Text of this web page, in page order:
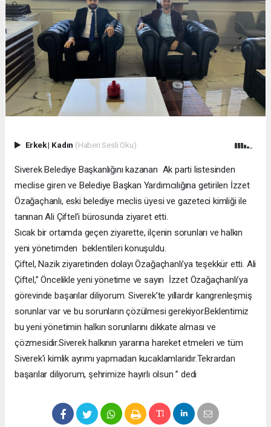
Erkek| Kadın (Haberi Sesli Oku)
Siverek Belediye Başkanlığını kazanan Ak parti listesinden
meclise giren ve Belediye Başkan Yardımcılığına getirilen İzzet
Özağaçhanlı, eski belediye meclis üyesi ve gazeteci kimliği ile
tanınan Ali Çiftel’i bürosunda ziyaret etti.
Sıcak bir ortamda geçen ziyarette, ilçenin sorunları ve halkın
yeni yönetimden beklentileri konuşuldu.
Çiftel, Nazik ziyaretinden dolayı Özağaçhanlı’ya teşekkür etti. Ali
Çiftel,” Öncelikle yeni yönetime ve sayın İzzet Özağaçhanlı’ya
görevinde başarılar diliyorum. Siverek’te yıllardır kangrenleşmiş
sorunlar var ve bu sorunların çözülmesi gerekiyor.Beklentimiz
bu yeni yönetimin halkın sorunlarını dikkate alması ve
çözmesidir.Siverek halkının yararına hareket etmeleri ve tüm
Siverek'i kimlik ayrımı yapmadan kucaklamlaridır.Tekrardan
başarılar diliyorum, şehrimize hayırlı olsun ” dedi